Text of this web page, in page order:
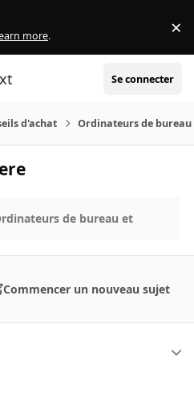
more. ×
Se connecter
d'achat Ordinateurs de bureau
de bureau et
Commencer un nouveau sujet